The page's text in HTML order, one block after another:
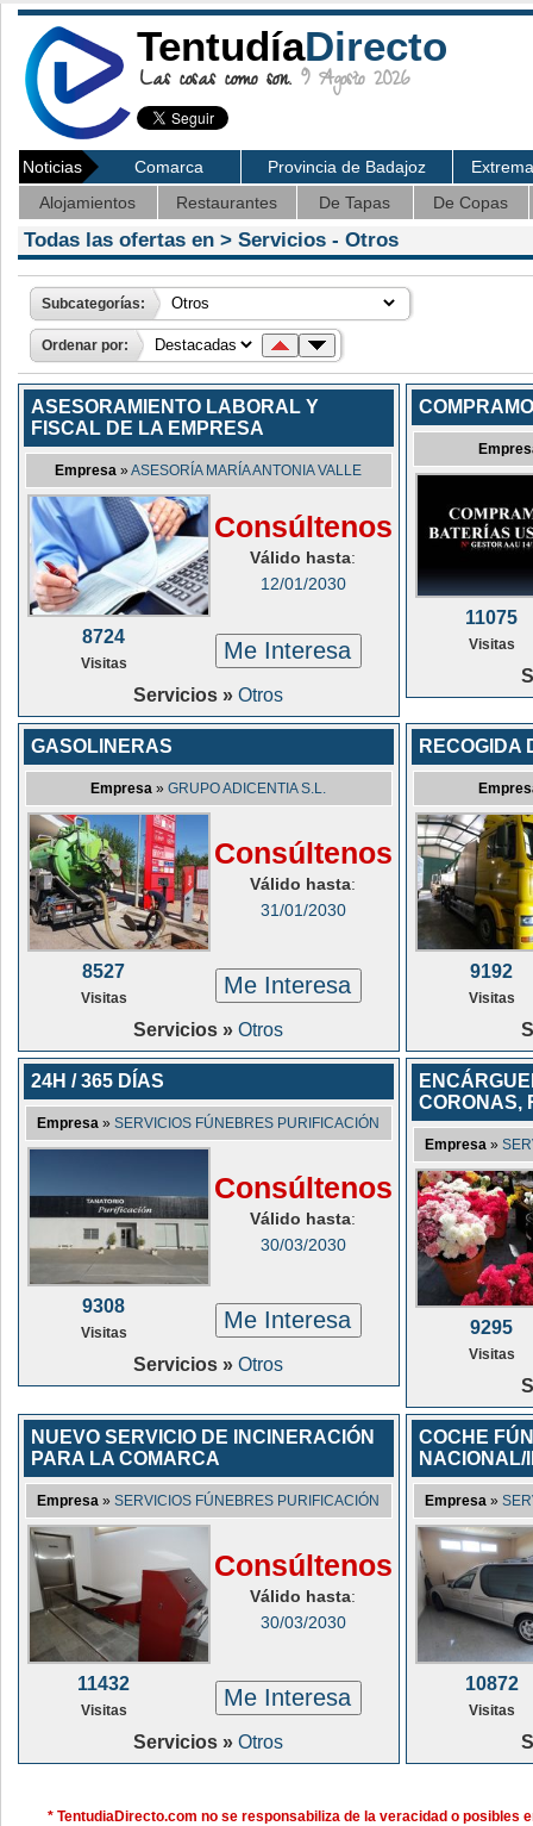
TentudíaDirecto
Las cosas como son. 9 Agosto 2026
Noticias Comarca Provincia de Badajoz
Alojamientos
Restaurantes De Tapas De Copas
Todas las ofertas en > Servicios - Otros
Subcategorías:
Ordenar por:
ASESORAMIENTO LABORAL Y
FISCAL DE LA EMPRESA
Empresa »ASESORÍA MARÍA ANTONIA VALLE
Consúltenos
Válido hasta:
12/01/2030
8724
Visitas Me Interesa
Servicios »Otros
11075
Visitas
GASOLINERAS
Empresa »GRUPO ADICENTIA S.L.
Consúltenos
Válido hasta:
31/01/2030
8527
Visitas Me Interesa
Servicios »Otros
RECOGIDA
9192
Visitas
24H / 365 DÍAS
Empresa »SERVICIOS FÚNEBRES PURIFICACIÓN
Consúltenos
Válido hasta:
30/03/2030
9308
Visitas Me Interesa
Servicios »Otros
CORONAS,
Empresa »
9295
Visitas
NUEVO SERVICIO DE INCINERACIÓN
PARA LA COMARCA
Empresa »SERVICIOS FÚNEBRES PURIFICACIÓN
Consúltenos
Válido hasta:
30/03/2030
11432
Visitas Me Interesa
Servicios »Otros
COCHE
Empresa »
10872
Visitas
* TentudiaDirecto.com no se responsabiliza de la veracidad o posibles